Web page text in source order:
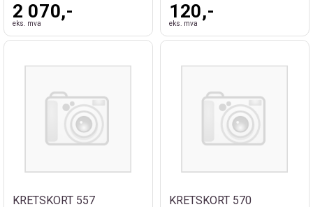
2 070,-
eks. mva
120,-
eks. mva
KRETSKORT 557 KRETSKORT 570